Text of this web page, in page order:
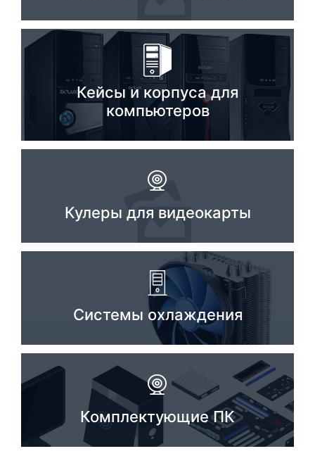
Кейсы и корпуса для
компьютеров
Кулеры для видеокарты
Системы охлаждения
Комплектующие ПК